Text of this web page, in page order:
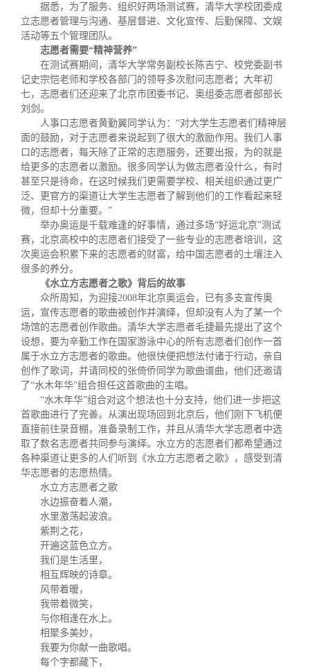
据悉，为了服务、组织好两场测试赛，清华大学校团委成
立志愿者管理与沟通、基层督进、文化宣传、后勤保障、文娱
活动等五个管理团队。
志愿者需要“精神营养”
在测试赛期间，清华大学常务副校长陈吉宁、校党委副书
记史宗恺老师和学校各部门的领导多次慰问志愿者；大年初
七，志愿者们还迎来了北京市团委书记、奥组委志愿者部部长
刘剑。
人事口志愿者黄勤翼同学认为：“对大学生志愿者们精神层
面的鼓励，对于志愿者来说起到了很大的激励作用。我们人事
口的志愿者，每天除了正常的志愿服务，还要出报，为的就是
给更多的志愿者以激励。很多同学认为做志愿者没什么，有时
甚至只是待命，在这时候我们更需要学校、相关组织通过更广
泛、更官方的渠道让大学生志愿者了解到他们的工作看起来轻
微，但却十分重要。”
举办奥运是千载难逢的好事情，通过多场“好运北京”测试
赛，北京高校中的志愿者们接受了一些专业的志愿者培训，这
次奥运会积累下来的志愿者的财富，给中国志愿者的土壤注入
很多的养分。
《水立方志愿者之歌》背后的故事
众所周知，为迎接2008年北京奥运会，已有多支宣传奥
运，宣传志愿者的歌曲被创作并演绎，但却没有人为了某一个
场馆的志愿者创作歌曲。清华大学志愿者毛捷最先提出了这个
设想，要为辛勤工作在国家游泳中心的所有志愿者们创作一首
属于水立方志愿者的歌曲。他很快便把想法付诸于行动，亲自
创作了歌词，并请同校的张倚侨同学为歌曲谱曲，他们还邀请
了“水木年华”组合担任这首歌曲的主唱。
“水木年华”组合对这个想法也十分支持，他们进一步把这
首歌曲进行了完善。从演出现场回到北京后，他们刚下飞机便
直接前往录音棚，准备录制工作，并且从清华大学志愿者中选
取了数名志愿者共同参与演绎。水立方的志愿者们都希望通过
各种渠道让更多的人们听到《水立方志愿者之歌》，感受到清
华志愿者的志愿热情。
水立方志愿者之歌
水边振奋着人潮，
水里激荡起波浪。
紫荆之花，
开遍这蓝色立方。
我们是生活里，
相互辉映的诗章。
风带着暖，
我带着微笑，
与你相逢在水上。
相聚多美妙，
我要为你献一曲歌唱。
每个字都藏下，